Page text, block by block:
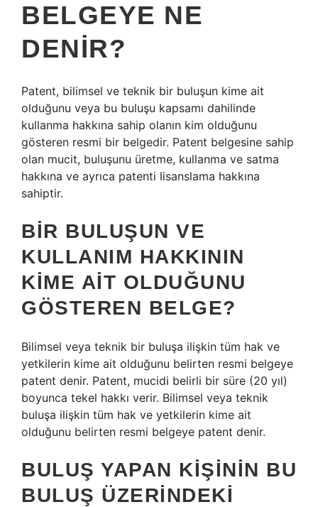
BELGEYE NE
DENIR?
Patent, bilimsel ve teknik bir buluşun kime ait
olduğunu veya bu buluşu kapsamı dahilinde
kullanma hakkına sahip olanın kim olduğunu
gösteren resmi bir belgedir. Patent belgesine sahip
olan mucit, buluşunu üretme, kullanma ve satma
hakkına ve ayrıca patenti lisanslama hakkına
sahiptir.
BIR BULUŞUN VE
KULLANIM HAKKININ
KIME AIT OLDUĞUNU
GÖSTEREN BELGE?
Bilimsel veya teknik bir buluşa ilişkin tüm hak ve
yetkilerin kime ait olduğunu belirten resmi belgeye
patent denir. Patent, mucidi belirli bir süre (20 yıl)
boyunca tekel hakkı verir. Bilimsel veya teknik
buluşa ilişkin tüm hak ve yetkilerin kime ait
olduğunu belirten resmi belgeye patent denir.
BULUŞ YAPAN KIŞININ BU
BULUŞ ÜZERINDEKI